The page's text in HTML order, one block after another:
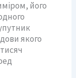
його
якого